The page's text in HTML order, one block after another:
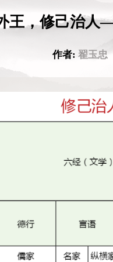
王，修己治人
作者: 翟玉忠